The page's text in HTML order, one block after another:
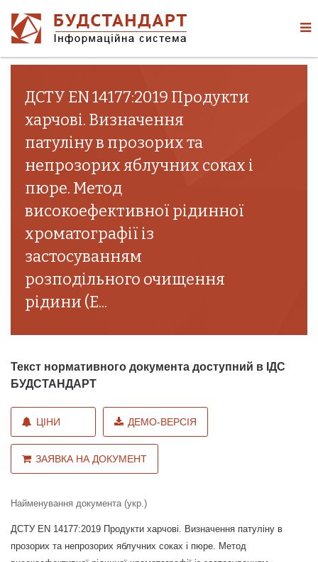
ДСТУ EN 14177:2019 Продукти
харчові. Визначення
патуліну в прозорих та
непрозорих яблучних соках і
пюре. Метод
високоефективної рідинної
хроматографії із
застосуванням
розподільного очищення
рідини (E...
Текст нормативного документа доступний в ІДС
БУДСТАНДАРТ
ЦІНИ ДЕМО-ВЕРСІЯ
ЗАЯВКА НА ДОКУМЕНТ
Найменування документа (укр.)
ДСТУ EN 14177:2019 Продукти харчові. Визначення патуліну в
прозорих та непрозорих яблучних соках і пюре. Метод